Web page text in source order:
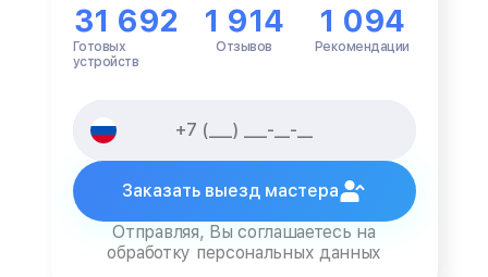
31 692
Готовых
устройств
1 914
Отзывов
1 094
Рекомендации
Заказать выезд мастера
Отправляя, Вы соглашаетесь на
обработку персональных данных